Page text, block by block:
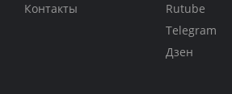
Контакты
Rutube
Telegram
Дзен